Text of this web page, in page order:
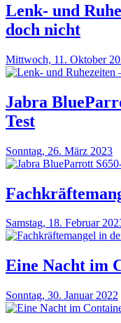
Lenk- und
doch nicht
Mittwoch, 11. Oktober
Jabra
Test
Sonntag, 26. März 2023
Samstag, 18. Februar
Eine Nacht im
Sonntag, 30. Januar 2022